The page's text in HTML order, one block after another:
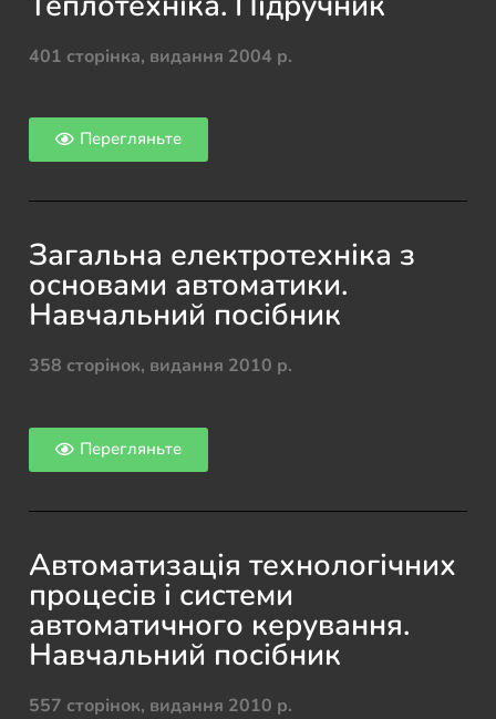
401 сторінка, видання 2004 р.
Перегляньте
Загальна електротехніка з
основами автоматики.
Навчальний посібник
358 сторінок, видання 2010 р.
Перегляньте
Автоматизація технологічних
процесів і системи
автоматичного керування.
Навчальний посібник
557 сторінок, видання 2010 р.